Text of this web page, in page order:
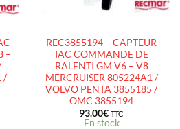
–
/
REC3855194 – CAPTEUR
IAC COMMANDE DE
RALENTI GM V6 – V8
MERCRUISER 805224A1 /
VOLVO PENTA 3855185 /
OMC 3855194
93.00€ TTC
En stock